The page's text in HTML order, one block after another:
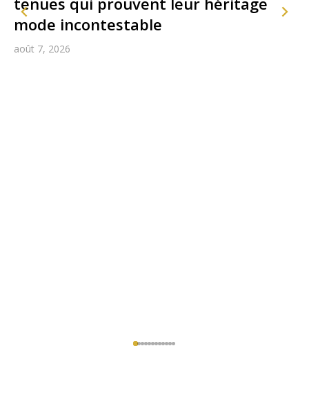
mode incontestable
août 7, 2026